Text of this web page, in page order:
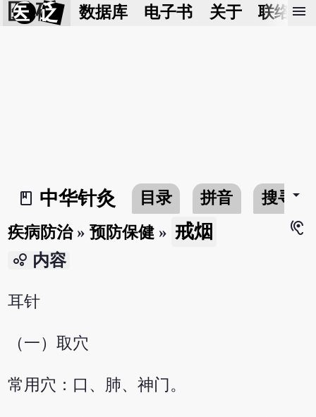
医 砭 数据库 电子书 关于 联络我
menu
book_2
中华针灸 目录 拼音 搜寻arrow_drop_down
疾病防治»预防保健 » 戒烟
hearing
bubble_chart 内容
耳针
（一）取穴
常用穴：口、肺、神门。